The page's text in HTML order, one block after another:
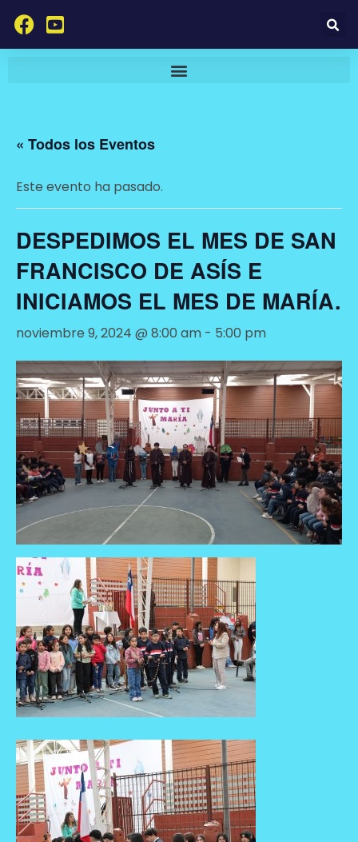
« Todos los Eventos
Este evento ha pasado.
DESPEDIMOS EL MES DE SAN
FRANCISCO DE ASÍS E
INICIAMOS EL MES DE MARÍA.
noviembre 9, 2024 @ 8:00 am - 5:00 pm